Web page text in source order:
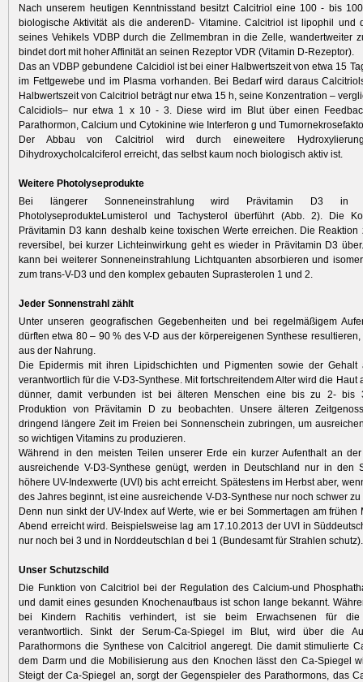
Nach unserem heutigen Kenntnisstand besitzt Calcitriol eine 100 - bis
biologische Aktivität als die anderenD- Vitamine. Calcitriol ist lipophil und
seines Vehikels VDBP durch die Zellmembran in die Zelle, wandertweiter
bindet dort mit hoher Affinität an seinen Rezeptor VDR (Vitamin D-Rezeptor).
Das an VDBP gebundene Calcidiol ist bei einer Halbwertszeit von etwa 15
im Fettgewebe und im Plasma vorhanden. Bei Bedarf wird daraus
Halbwertszeit von Calcitriol beträgt nur etwa 15 h, seine Konzentration –
Calcidiols– nur etwa 1 x 10 - 3. Diese wird im Blut über einen
Parathormon, Calcium und Cytokinine wie Interferon g und
Der Abbau von Calcitriol wird durch eineweitere
Dihydroxycholcalciferol erreicht, das selbst kaum noch biologisch aktiv ist.
Weitere Photolyseprodukte
Bei längerer Sonneneinstrahlung wird Prävitamin D3 in
PhotolyseprodukteLumisterol und Tachysterol überführt (Abb. 2). Die
Prävitamin D3 kann deshalb keine toxischen Werte erreichen. Die Reaktion
reversibel, bei kurzer Lichteinwirkung geht es wieder in Prävitamin D3
kann bei weitererSonneneinstrahlung Lichtquanten absorbieren und
zum trans-V-D3 und den komplex gebauten Suprasterolen 1 und 2.
Jeder Sonnenstrahl zählt
Unter unseren geografischen Gegebenheiten und bei regelmäßigem
dürften etwa 80 – 90 % des V-D aus der körpereigenen Synthese resultieren,
aus der Nahrung.
Die Epidermis mit ihren Lipidschichten und Pigmenten sowie der Gehalt
verantwortlich für die V-D3-Synthese. Mit fortschreitendem Alter wird die Haut
dünner, damit verbunden ist bei älteren Menschen eine bis zu 2- bis
Produktion von Prävitamin D zu beobachten. Unsere älteren
dringend längere Zeit im Freien bei Sonnenschein zubringen, um
so wichtigen Vitamins zu produzieren.
Während in den meisten Teilen unserer Erde ein kurzer Aufenthalt an
ausreichende V-D3-Synthese genügt, werden in Deutschland nur in den
höhere UV-Indexwerte (UVI) bis acht erreicht. Spätestens im Herbst aber,
des Jahres beginnt, ist eine ausreichende V-D3-Synthese nur noch schwer
Denn nun sinkt der UV-Index auf Werte, wie er bei Sommertagen am frühen
Abend erreicht wird. Beispielsweise lag am 17.10.2013 der UVI in
nur noch bei 3 und in Norddeutschlan d bei 1 (Bundesamt für Strahlen schutz).
Unser Schutzschild
Die Funktion von Calcitriol bei der Regulation des Calcium-und
und damit eines gesunden Knochenaufbaus ist schon lange bekannt.
bei Kindern Rachitis verhindert, ist sie beim Erwachsenen für die
verantwortlich. Sinkt der Serum-Ca-Spiegel im Blut, wird über die
Parathormons die Synthese von Calcitriol angeregt. Die damit stimulierte
dem Darm und die Mobilisierung aus den Knochen lässt den Ca-Spiegel
Steigt der Ca-Spiegel an, sorgt der Gegenspieler des Parathormons, das